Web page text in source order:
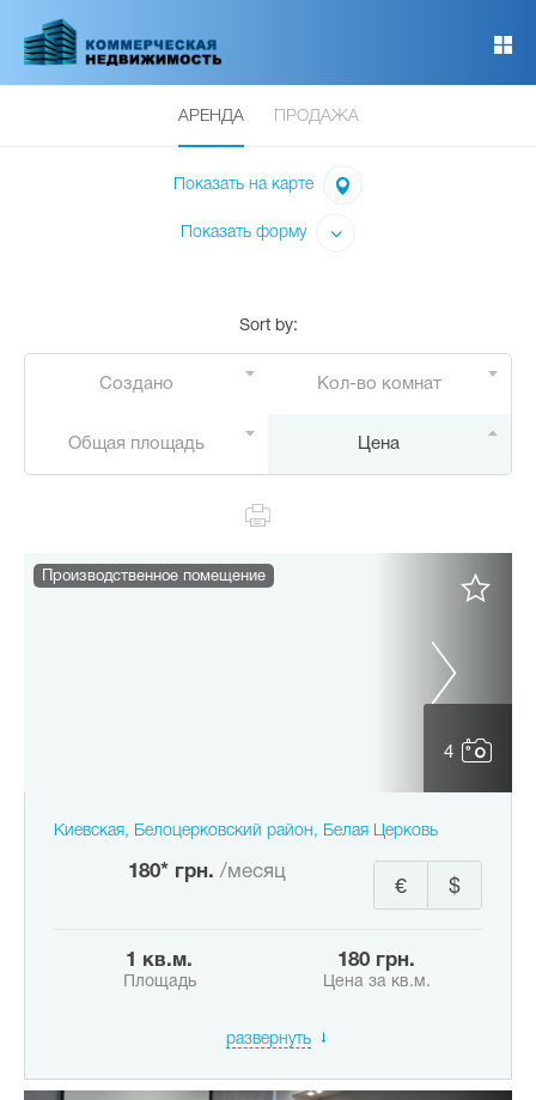
основному
АРЕНДА ПРОДАЖА
Показать на карте
Показать форму
Sort by:
Создано Кол-во комнат
Общая площадь Цена
4
Производственное помещение
Киевская, Белоцерковский район, Белая Церковь
180* грн. /месяц
$
€
1 кв.м.
Площадь
180 грн.
Цена за кв.м.
развернуть